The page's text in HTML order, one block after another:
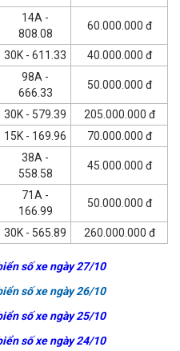
14A -
808.08
60.000.000 đ
30K - 611.33 40.000.000 đ
98A -
666.33
50.000.000 đ
30K - 579.39
205.000.000 đ
15K - 169.96 70.000.000 đ
38A -
558.58
45.000.000 đ
71A -
166.99
50.000.000 đ
30K - 565.89 260.000.000 đ
số xe ngày 27/10
số xe ngày 26/10
số xe ngày 25/10
số xe ngày 24/10